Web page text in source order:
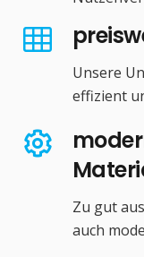
Unsere
effizient
Zu gut
auch